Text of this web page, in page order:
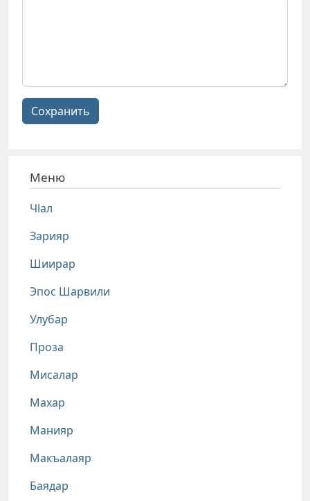
Сохранить
Меню
Чlал
Зарияр
Шиирар
Эпос Шарвили
Улубар
Проза
Мисалар
Махар
Манияр
Макъалаяр
Баядар